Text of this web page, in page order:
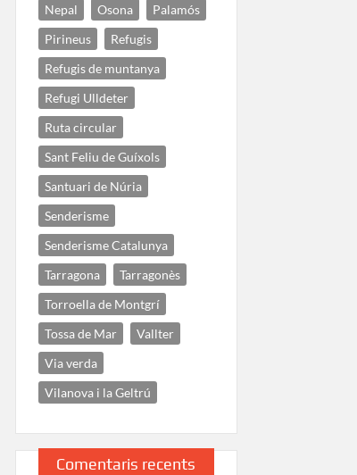
Nepal
Osona
Palamós
Pirineus
Refugis
Refugis de muntanya
Refugi Ulldeter
Ruta circular
Sant Feliu de Guíxols
Santuari de Núria
Senderisme
Senderisme Catalunya
Tarragona
Tarragonès
Torroella de Montgrí
Tossa de Mar
Vallter
Via verda
Vilanova i la Geltrú
Comentaris recents